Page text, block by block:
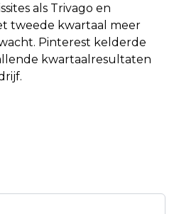
als Trivago en
tweede kwartaal meer
Pinterest kelderde
kwartaalresultaten
VANVITESSE
VERVOLGSTAPPEN